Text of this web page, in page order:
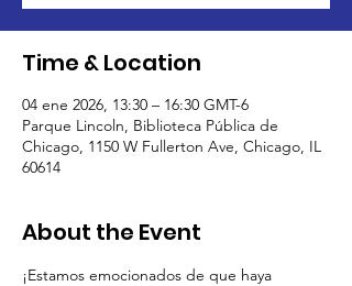
Time & Location
04 ene 2026, 13:30 – 16:30 GMT-6
Parque Lincoln, Biblioteca Pública de
Chicago, 1150 W Fullerton Ave, Chicago, IL
60614
About the Event
¡Estamos emocionados de que haya